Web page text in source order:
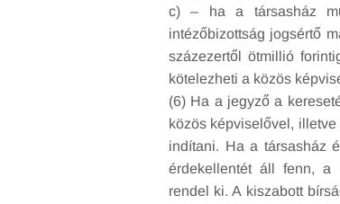
c) – ha a társasház
intézőbizottság jogsértő
százezertől ötmillió
kötelezheti a közös
(6) Ha a jegyző a
közös képviselővel,
indítani. Ha a társasház
érdekellentét áll fenn, a
rendel ki. A kiszabott